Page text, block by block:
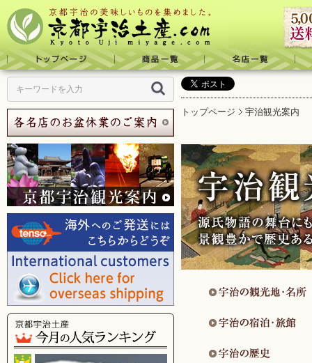
トップページ 宇治観光案内